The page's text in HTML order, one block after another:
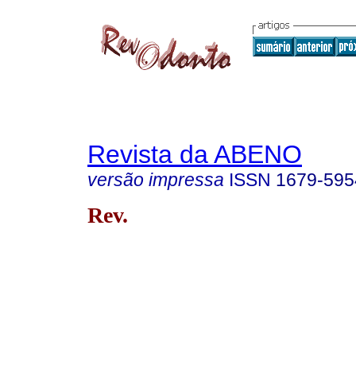
Revista da ABENO
versão impressa ISSN 1679-
Rev.